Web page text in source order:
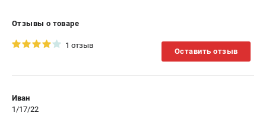
Отзывы о товаре
1 отзыв
Оставить отзыв
Иван
1/17/22